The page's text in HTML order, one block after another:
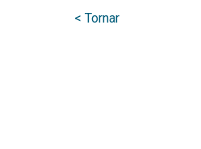
< Tornar